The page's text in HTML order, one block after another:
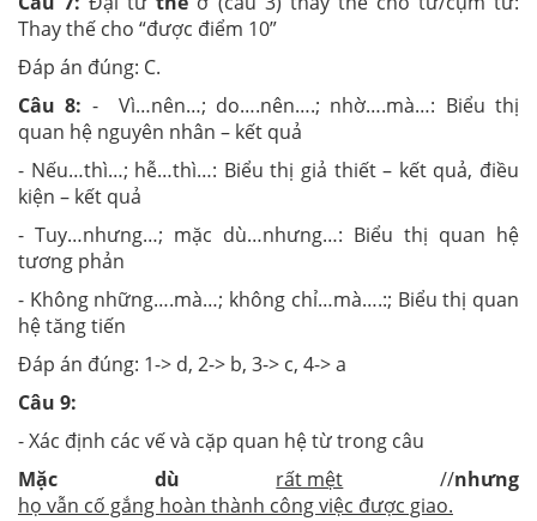
Thay thế cho “được điểm 10”
Đáp án đúng: C.
Câu 8: - Vì…nên…; do….nên….; nhờ….mà…: Biểu thị
quan hệ nguyên nhân – kết quả
- Nếu…thì…; hễ…thì…: Biểu thị giả thiết – kết quả, điều
kiện – kết quả
- Tuy…nhưng…; mặc dù…nhưng…: Biểu thị quan hệ
tương phản
- Không những….mà…; không chỉ…mà….:; Biểu thị quan
hệ tăng tiến
Đáp án đúng: 1-> d, 2-> b, 3-> c, 4-> a
Câu 9:
- Xác định các vế và cặp quan hệ từ trong câu
Mặc dù
rất mệt //nhưng
họ vẫn cố gắng hoàn thành công việc được giao.